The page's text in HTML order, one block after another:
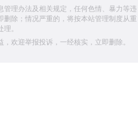
理办法及相关规定，任何色情、暴力等违
除；情况严重的，将按本站管理制度从重
理。
欢迎举报投诉，一经核实，立即删除。